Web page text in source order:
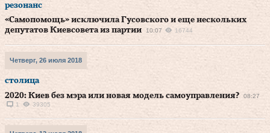
резонанс
«Самопомощь» исключила Гусовского и еще нескольких
депутатов Киевсовета из партии
10:07 16744
Четверг, 26 июля 2018
столица
2020: Киев без мэра или новая модель самоуправления?
08:27
1
39305